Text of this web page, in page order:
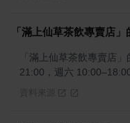
「滿上仙草茶飲專賣店
「滿上仙草茶飲專賣店
21:00，週六